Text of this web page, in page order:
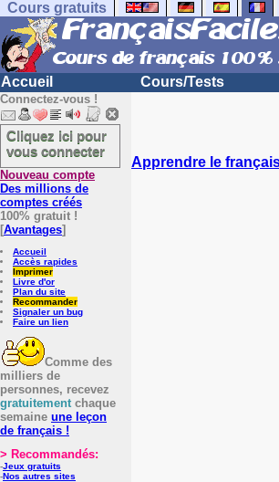
Cours gratuits
Accueil Cours/Tests
Connectez-vous !
Cliquez ici pour
vous connecter
Nouveau compte
Des millions de
comptes créés
100% gratuit !
[Avantages]
Accueil
Accès rapides
Imprimer
Livre d'or
Plan du site
Recommander
Signaler un bug
Faire un lien
Comme des
milliers de
personnes, recevez
gratuitementchaque
semaine une leçon
de français !
> Recommandés:
-Jeux gratuits
-Nos autres sites
Apprendre le